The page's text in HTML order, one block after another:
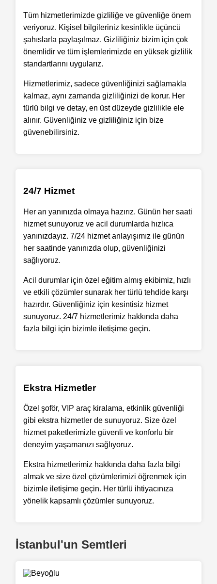
Tüm hizmetlerimizde gizliliğe ve güvenliğe önem
veriyoruz. Kişisel bilgileriniz kesinlikle üçüncü
şahıslarla paylaşılmaz. Gizliliğiniz bizim için çok
önemlidir ve tüm işlemlerimizde en yüksek gizlilik
standartlarını uygularız.
Hizmetlerimiz, sadece güvenliğinizi sağlamakla
kalmaz, aynı zamanda gizliliğinizi de korur. Her
türlü bilgi ve detay, en üst düzeyde gizlilikle ele
alınır. Güvenliğiniz ve gizliliğiniz için bize
güvenebilirsiniz.
24/7 Hizmet
Her an yanınızda olmaya hazırız. Günün her saati
hizmet sunuyoruz ve acil durumlarda hızlıca
yanınızdayız. 7/24 hizmet anlayışımız ile günün
her saatinde yanınızda olup, güvenliğinizi
sağlıyoruz.
Acil durumlar için özel eğitim almış ekibimiz, hızlı
ve etkili çözümler sunarak her türlü tehdide karşı
hazırdır. Güvenliğiniz için kesintisiz hizmet
sunuyoruz. 24/7 hizmetlerimiz hakkında daha
fazla bilgi için bizimle iletişime geçin.
Ekstra Hizmetler
Özel şoför, VIP araç kiralama, etkinlik güvenliği
gibi ekstra hizmetler de sunuyoruz. Size özel
hizmet paketlerimizle güvenli ve konforlu bir
deneyim yaşamanızı sağlıyoruz.
Ekstra hizmetlerimiz hakkında daha fazla bilgi
almak ve size özel çözümlerimizi öğrenmek için
bizimle iletişime geçin. Her türlü ihtiyacınıza
yönelik kapsamlı çözümler sunuyoruz.
İstanbul'un Semtleri